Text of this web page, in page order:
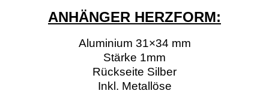
ANHÄNGER HERZFORM:
Aluminium 31×34 mm
Stärke 1mm
Rückseite Silber
Inkl. Metallöse